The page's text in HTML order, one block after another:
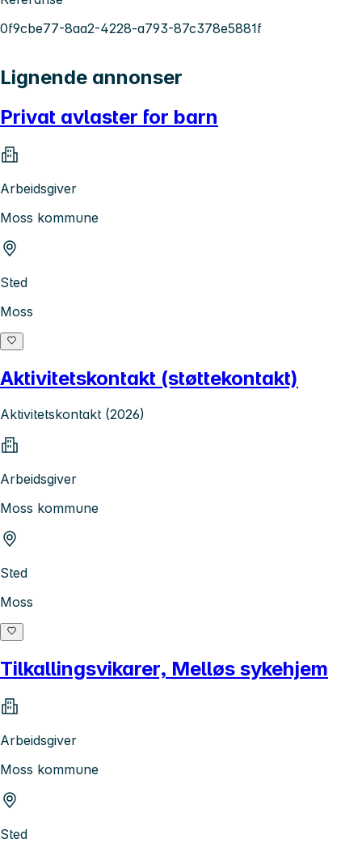
0f9cbe77-8aa2-4228-a793-87c378e5881f
Lignende annonser
Privat avlaster for barn
Arbeidsgiver
Moss kommune
Sted
Moss
Aktivitetskontakt (støttekontakt)
Aktivitetskontakt (2026)
Arbeidsgiver
Moss kommune
Sted
Moss
Tilkallingsvikarer, Melløs sykehjem
Arbeidsgiver
Moss kommune
Sted